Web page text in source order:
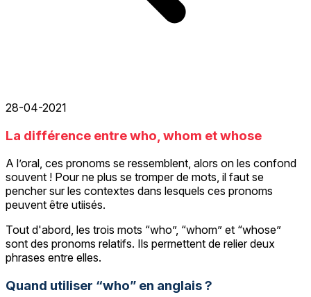
28-04-2021
La différence entre who, whom et whose
A l’oral, ces pronoms se ressemblent, alors on les confond
souvent ! Pour ne plus se tromper de mots, il faut se
pencher sur les contextes dans lesquels ces pronoms
peuvent être utiisés.
Tout d'abord, les trois mots “who”, “whom” et “whose”
sont des pronoms relatifs. Ils permettent de relier deux
phrases entre elles.
Quand utiliser “who” en anglais ?